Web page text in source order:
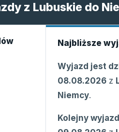
z Lubuskie do
Najbliższe
Wyjazd jest
08.08.2026z
Niemcy.
Kolejny